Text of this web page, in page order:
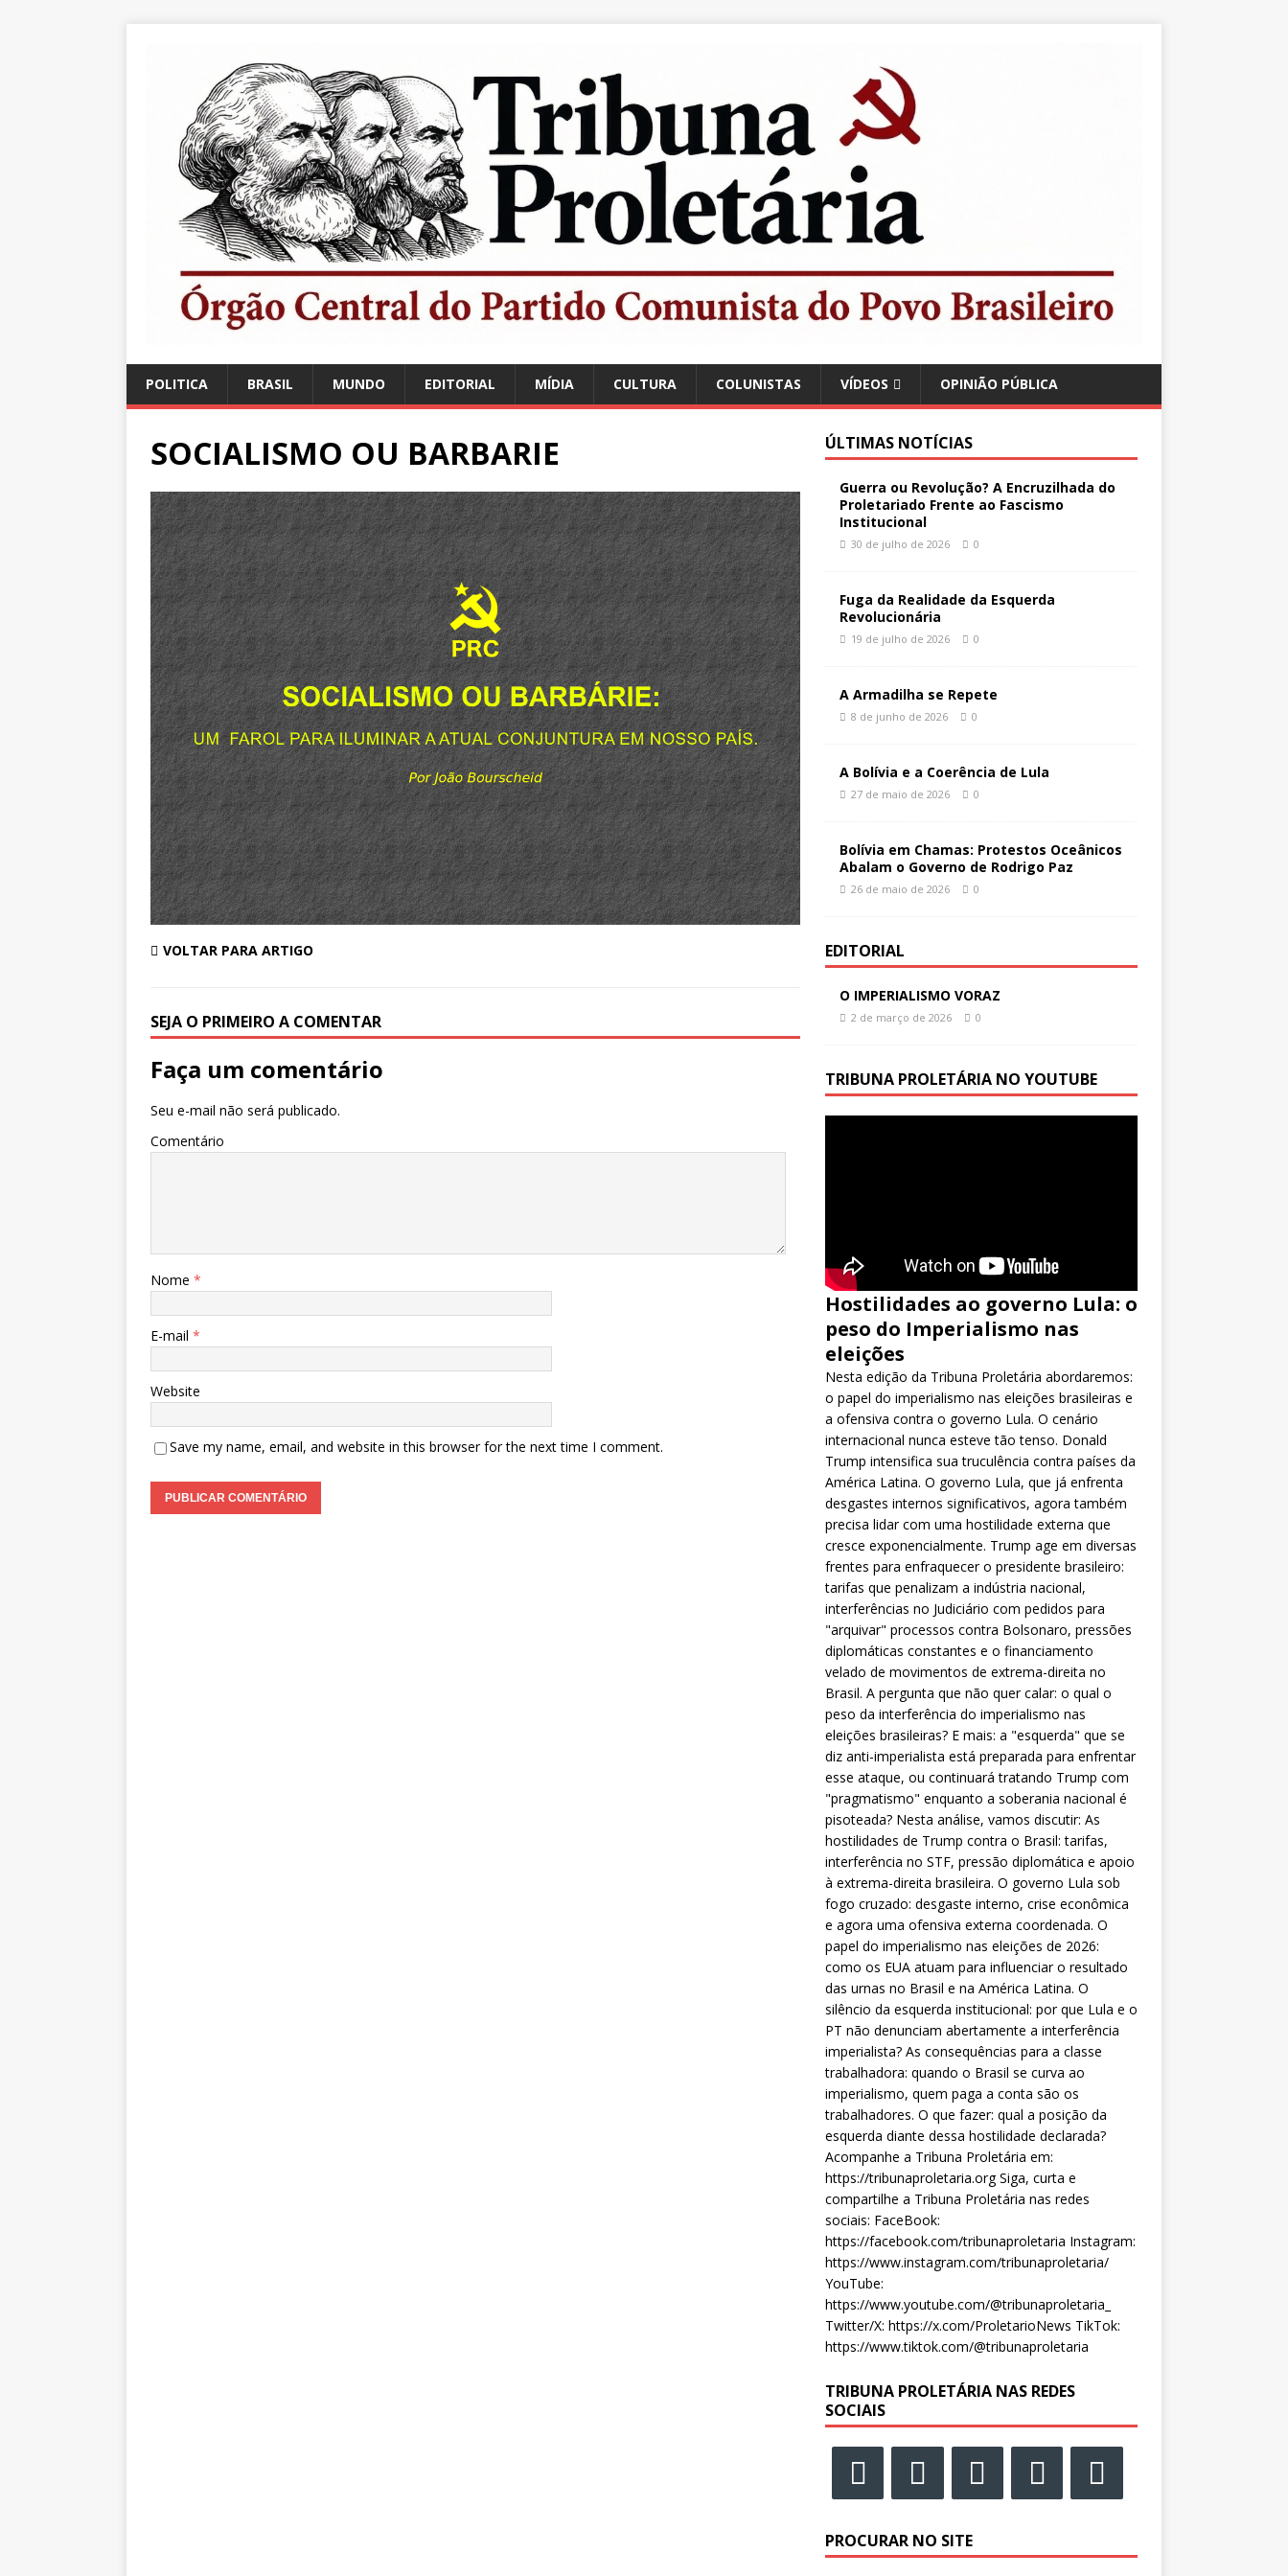
POLITICA BRASIL MUNDO EDITORIAL MÍDIA CULTURA COLUNISTAS VÍDEOS OPINIÃO PÚBLICA
SOCIALISMO OU BARBARIE
VOLTAR PARA ARTIGO
SEJA O PRIMEIRO A COMENTAR
Faça um comentário
Seu e-mail não será publicado.
Comentário
Nome *
E-mail *
Website
Save my name, email, and website in this browser for the next time I comment.
ÚLTIMAS NOTÍCIAS
Guerra ou Revolução? A Encruzilhada do
Proletariado Frente ao Fascismo
Institucional
30 de julho de 2026 0
Fuga da Realidade da Esquerda
Revolucionária
19 de julho de 2026 0
A Armadilha se Repete
8 de junho de 2026 0
A Bolívia e a Coerência de Lula
27 de maio de 2026 0
Bolívia em Chamas: Protestos Oceânicos
Abalam o Governo de Rodrigo Paz
26 de maio de 2026 0
EDITORIAL
O IMPERIALISMO VORAZ
2 de março de 2026 0
TRIBUNA PROLETÁRIA NO YOUTUBE
Hostilidades ao governo Lula: o
peso do Imperialismo nas
eleições
Nesta edição da Tribuna Proletária abordaremos:
o papel do imperialismo nas eleições brasileiras e
a ofensiva contra o governo Lula. O cenário
internacional nunca esteve tão tenso. Donald
Trump intensifica sua truculência contra países da
América Latina. O governo Lula, que já enfrenta
desgastes internos significativos, agora também
precisa lidar com uma hostilidade externa que
cresce exponencialmente. Trump age em diversas
frentes para enfraquecer o presidente brasileiro:
tarifas que penalizam a indústria nacional,
interferências no Judiciário com pedidos para
"arquivar" processos contra Bolsonaro, pressões
diplomáticas constantes e o financiamento
velado de movimentos de extrema-direita no
Brasil. A pergunta que não quer calar: o qual o
peso da interferência do imperialismo nas
eleições brasileiras? E mais: a "esquerda" que se
diz anti-imperialista está preparada para enfrentar
esse ataque, ou continuará tratando Trump com
"pragmatismo" enquanto a soberania nacional é
pisoteada? Nesta análise, vamos discutir: As
hostilidades de Trump contra o Brasil: tarifas,
interferência no STF, pressão diplomática e apoio
à extrema-direita brasileira. O governo Lula sob
fogo cruzado: desgaste interno, crise econômica
e agora uma ofensiva externa coordenada. O
papel do imperialismo nas eleições de 2026:
como os EUA atuam para influenciar o resultado
das urnas no Brasil e na América Latina. O
silêncio da esquerda institucional: por que Lula e o
PT não denunciam abertamente a interferência
imperialista? As consequências para a classe
trabalhadora: quando o Brasil se curva ao
imperialismo, quem paga a conta são os
trabalhadores. O que fazer: qual a posição da
esquerda diante dessa hostilidade declarada?
Acompanhe a Tribuna Proletária em:
https://tribunaproletaria.org Siga, curta e
compartilhe a Tribuna Proletária nas redes
sociais: FaceBook:
https://facebook.com/tribunaproletaria Instagram:
https://www.instagram.com/tribunaproletaria/
YouTube:
https://www.youtube.com/@tribunaproletaria_
Twitter/X: https://x.com/ProletarioNews TikTok:
https://www.tiktok.com/@tribunaproletaria
TRIBUNA PROLETÁRIA NAS REDES
SOCIAIS
PROCURAR NO SITE